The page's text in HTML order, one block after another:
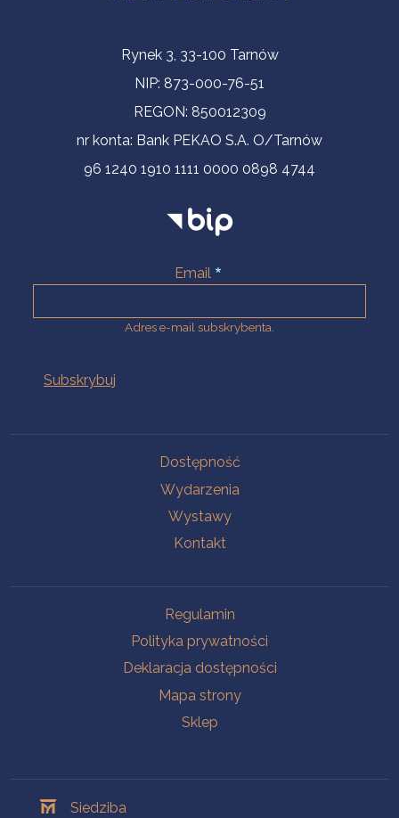
Informacje kontaktoweRynek 3, 33-100 Tarnów
NIP: 873-000-76-51
REGON: 850012309
nr konta: Bank PEKAO S.A. O/Tarnów
96 1240 1910 1111 0000 0898 4744
Email
Adres e-mail subskrybenta.
Dostępność
Wydarzenia
Wystawy
Kontakt
Regulamin
Polityka prywatności
Deklaracja dostępności
Mapa strony
Sklep
Siedziba